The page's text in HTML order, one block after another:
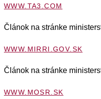
WWW.TA3.COM
Článok na stránke
WWW.MIRRI.GOV.SK
Článok na stránke
WWW.MOSR.SK